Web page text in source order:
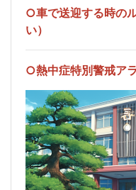
○車で送迎する時の
い）
○熱中症特別警戒ア